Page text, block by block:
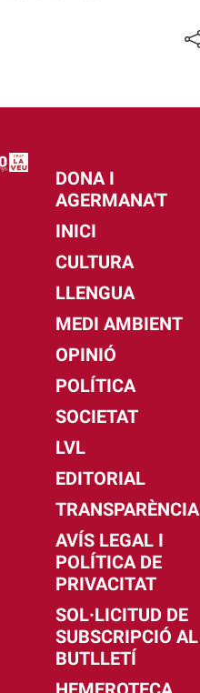
DONA I
AGERMANA'T
INICI
CULTURA
LLENGUA
MEDI AMBIENT
OPINIÓ
POLÍTICA
SOCIETAT
LVL
EDITORIAL
TRANSPARÈNCIA
AVÍS LEGAL I
POLÍTICA DE
PRIVACITAT
SOL·LICITUD DE
SUBSCRIPCIÓ AL
BUTLLETÍ